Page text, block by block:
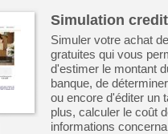
Simulation
Simuler votre achat
gratuites qui vous
d'estimer le montant
banque, de
ou encore d'éditer un
plus, calculer le coût
informations